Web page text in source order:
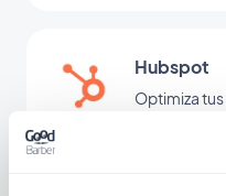
Hubspot
Optimiza